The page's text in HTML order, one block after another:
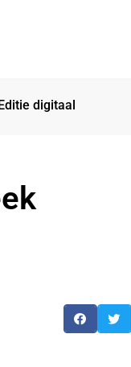
Editie digitaal